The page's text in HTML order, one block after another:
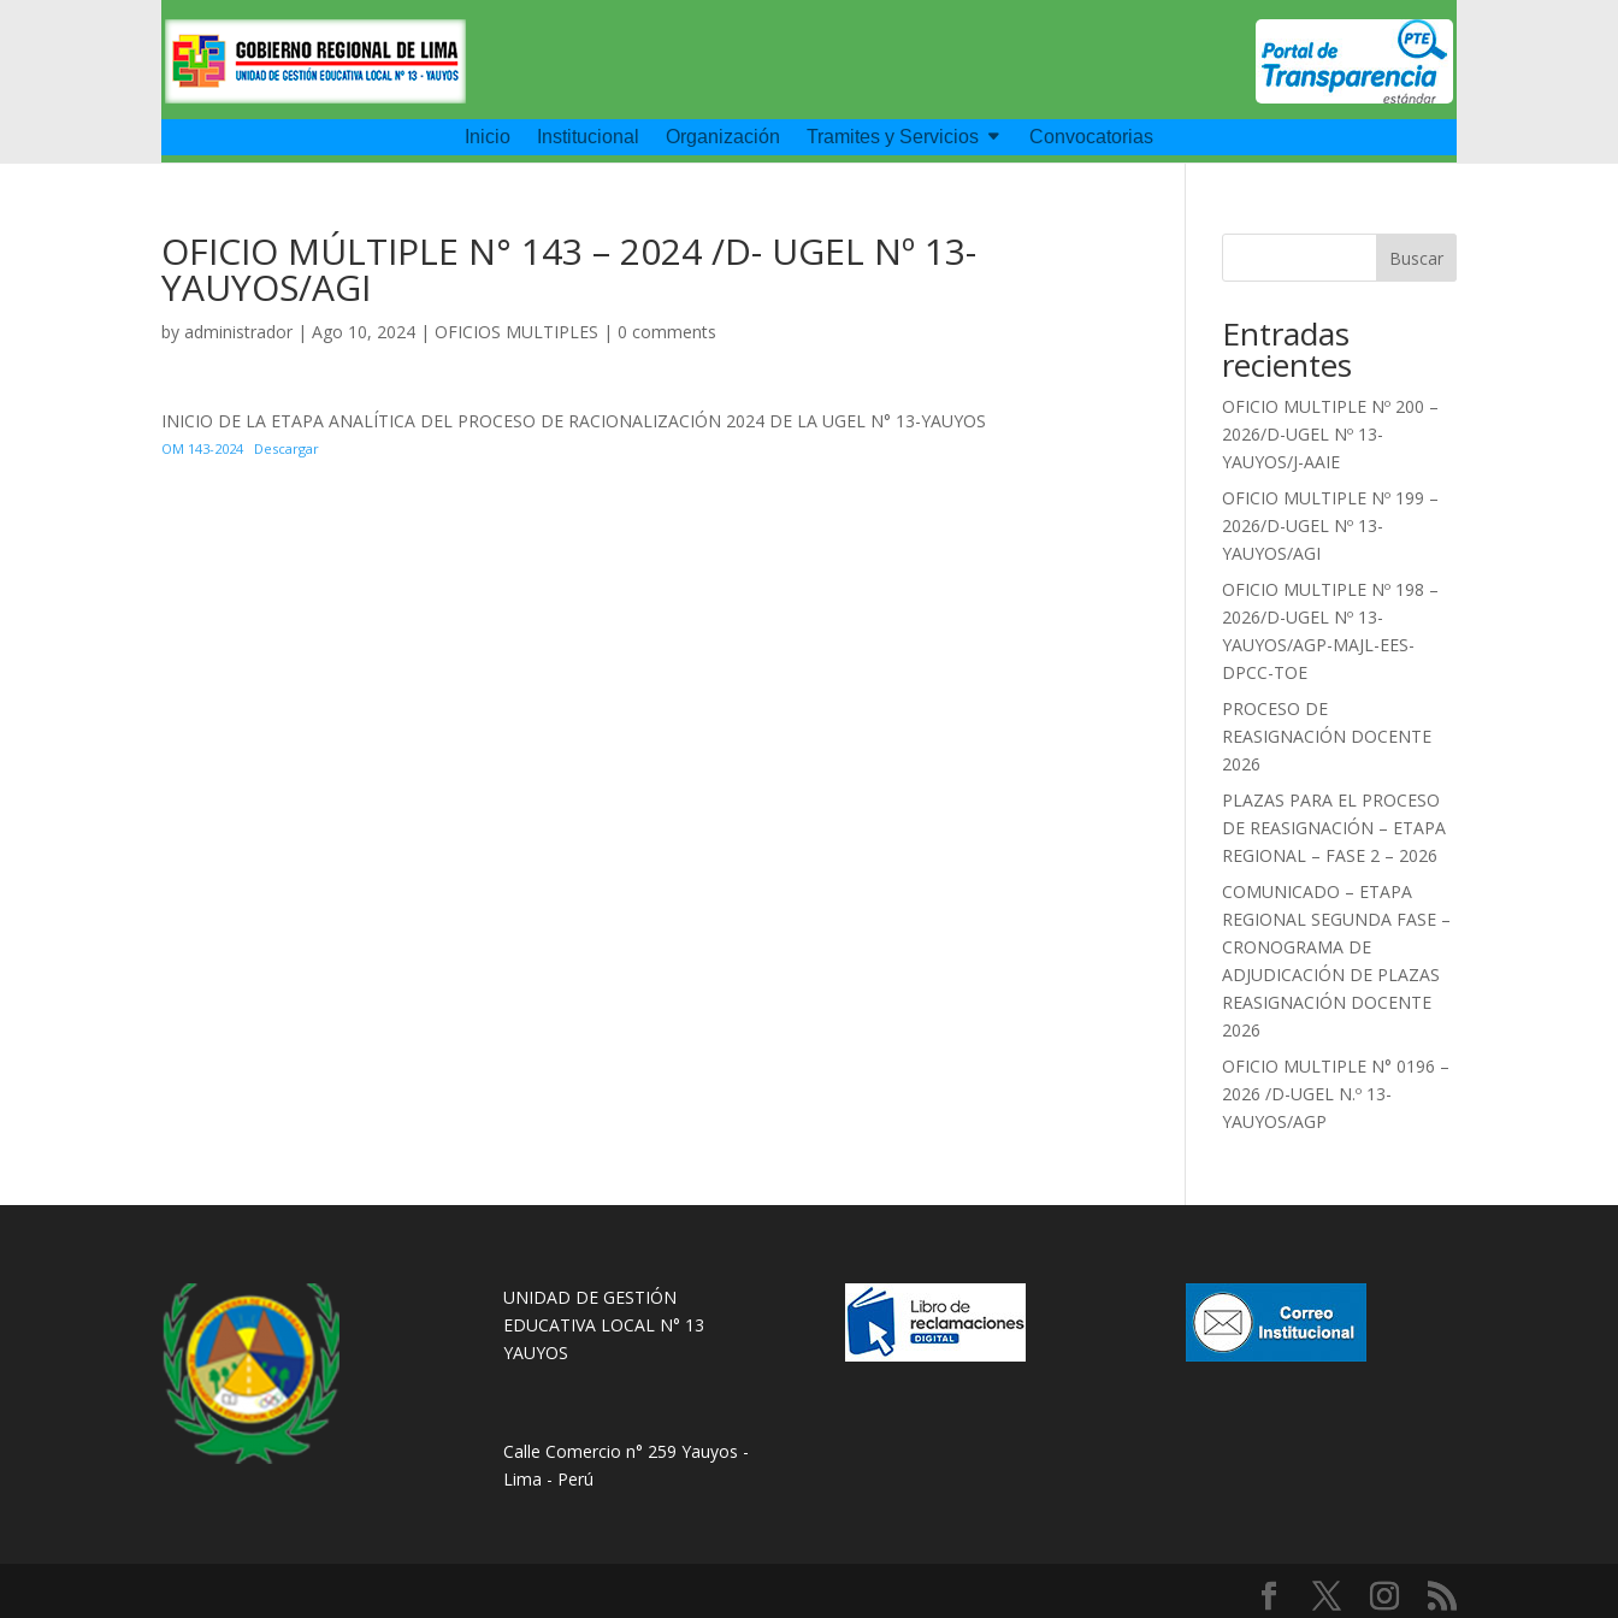
Inicio Institucional Organización Tramites y Servicios Convocatorias
OFICIO MÚLTIPLE N° 143 – 2024 /D- UGEL Nº 13-
YAUYOS/AGI
by administrador |Ago 10, 2024 | OFICIOS MULTIPLES | 0 comments
INICIO DE LA ETAPA ANALÍTICA DEL PROCESO DE RACIONALIZACIÓN 2024 DE LA UGEL N° 13-YAUYOS
OM 143-2024 Descargar
Buscar
Entradas
recientes
OFICIO MULTIPLE Nº 200 –
2026/D-UGEL Nº 13-
YAUYOS/J-AAIE
OFICIO MULTIPLE Nº 199 –
2026/D-UGEL Nº 13-
YAUYOS/AGI
OFICIO MULTIPLE Nº 198 –
2026/D-UGEL Nº 13-
YAUYOS/AGP-MAJL-EES-
DPCC-TOE
PROCESO DE
REASIGNACIÓN DOCENTE
2026
PLAZAS PARA EL PROCESO
DE REASIGNACIÓN – ETAPA
REGIONAL – FASE 2 – 2026
COMUNICADO – ETAPA
REGIONAL SEGUNDA FASE –
CRONOGRAMA DE
ADJUDICACIÓN DE PLAZAS
REASIGNACIÓN DOCENTE
2026
OFICIO MULTIPLE N° 0196 –
2026 /D-UGEL N.º 13-
YAUYOS/AGP
UNIDAD DE GESTIÓN
EDUCATIVA LOCAL N° 13
YAUYOS
Calle Comercio n° 259 Yauyos -
Lima - Perú